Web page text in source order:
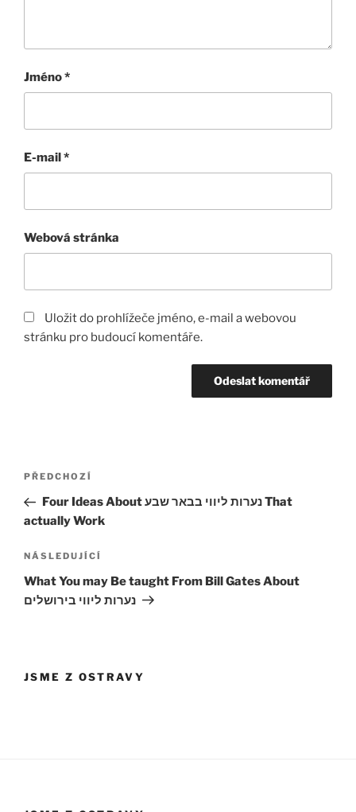
Jméno*
E-mail*
Webová stránka
Uložit do prohlížeče jméno, e-mail a webovou
stránku pro budoucí komentáře.
Navigace
příspěvek
Předchozí
příspěvek
PŘEDCHOZÍ
Four Ideas About נערות ליווי בבאר שבע That
actually Work
Následující
příspěvek
NÁSLEDUJÍCÍ
What You may Be taught From Bill Gates About
נערות ליווי בירושלים
JSME Z OSTRAVY